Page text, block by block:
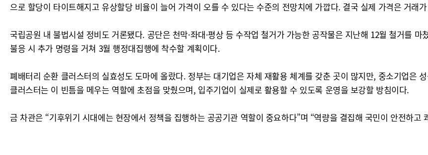
으로 할당이 타이트해지고 유상할당 비율이 늘어 가격이 오를 수 있다는 수준의 전망치에 가깝다. 결국 실제 가격은 거래
국립공원 내 불법시설 정비도 거론됐다. 공단은 천막·좌대·평상 등 수작업 철거가 가능한 공작물은 지난해 12월 철거를
불응 시 추가 명령을 거쳐 3월 행정대집행에 착수할 계획이다.
폐배터리 순환 클러스터의 실효성도 도마에 올랐다. 정부는 대기업은 자체 재활용 체계를 갖춘 곳이 많지만, 중소기업은
클러스터는 이 빈틈을 메우는 역할에 초점을 맞췄으며, 입주기업이 실제로 활용할 수 있도록 운영을 보강할 방침이다.
금 차관은 “기후위기 시대에는 현장에서 정책을 집행하는 공공기관 역할이 중요하다”며 “역량을 결집해 국민이 안전하고